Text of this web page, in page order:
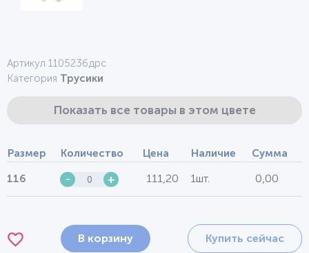
Артикул 1105236дрс
Категория Трусики
Показать все товары в этом цвете
Размер Количество Цена Наличие Сумма
116 - + 111,20 1шт. 0,00
В корзину Купить сейчас